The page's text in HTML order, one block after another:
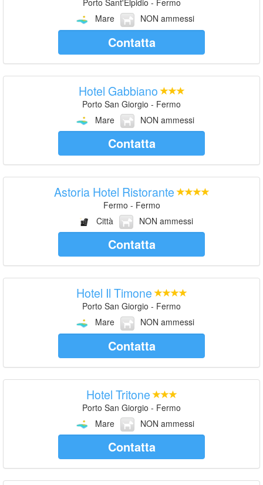
Porto Sant'Elpidio - Fermo
Mare
NON ammessi
Contatta
Hotel Gabbiano
Porto San Giorgio - Fermo
Mare
NON ammessi
Contatta
Astoria Hotel Ristorante
Fermo - Fermo
Città
NON ammessi
Contatta
Hotel Il Timone
Porto San Giorgio - Fermo
Mare
NON ammessi
Contatta
Hotel Tritone
Porto San Giorgio - Fermo
Mare
NON ammessi
Contatta